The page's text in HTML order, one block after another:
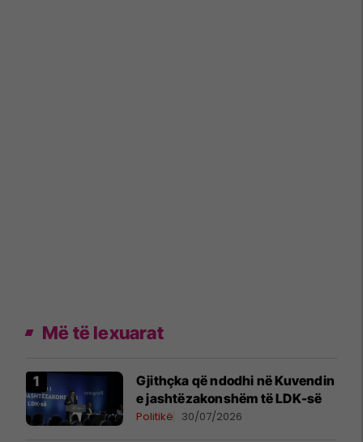
Më të lexuarat
Gjithçka që ndodhi në Kuvendin
e jashtëzakonshëm të LDK-së
Politikë 30/07/2026